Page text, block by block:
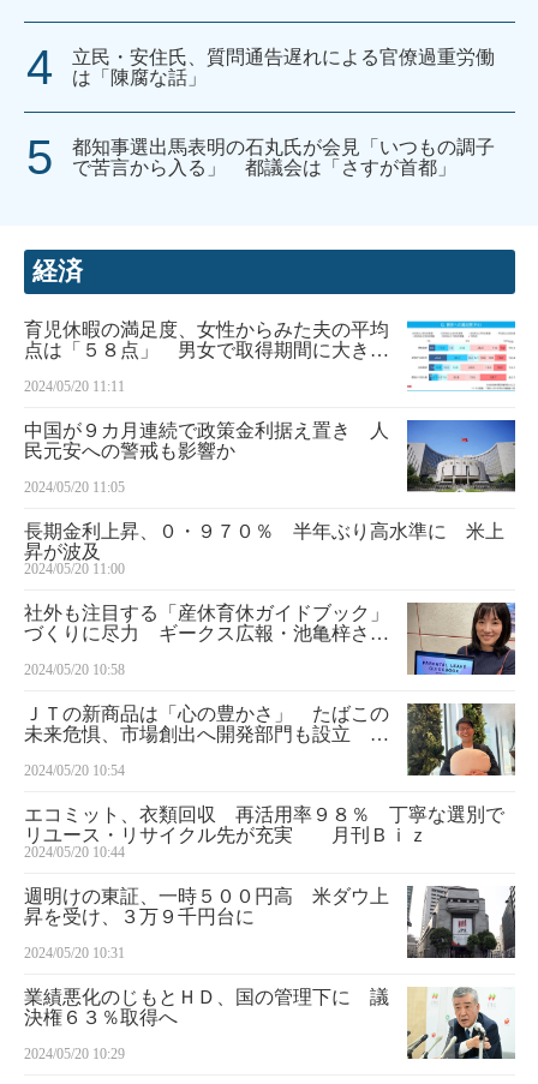
立民・安住氏、質問通告遅れによる官僚過重労働
は「陳腐な話」
都知事選出馬表明の石丸氏が会見「いつもの調子
で苦言から入る」 都議会は「さすが首都」
経済
育児休暇の満足度、女性からみた夫の平均
点は「５８点」 男女で取得期間に大きな
2024/05/20 11:11
中国が９カ月連続で政策金利据え置き 人
民元安への警戒も影響か
2024/05/20 11:05
長期金利上昇、０・９７０％ 半年ぶり高水準に 米上
昇が波及
2024/05/20 11:00
社外も注目する「産休育休ガイドブック」
づくりに尽力 ギークス広報・池亀梓さ
2024/05/20 10:58
ＪＴの新商品は「心の豊かさ」 たばこの
未来危惧、市場創出へ開発部門も設立
2024/05/20 10:54
エコミット、衣類回収 再活用率９８％ 丁寧な選別で
リユース・リサイクル先が充実 月刊Ｂｉｚ
2024/05/20 10:44
週明けの東証、一時５００円高 米ダウ上
昇を受け、３万９千円台に
2024/05/20 10:31
業績悪化のじもとＨＤ、国の管理下に 議
決権６３％取得へ
2024/05/20 10:29